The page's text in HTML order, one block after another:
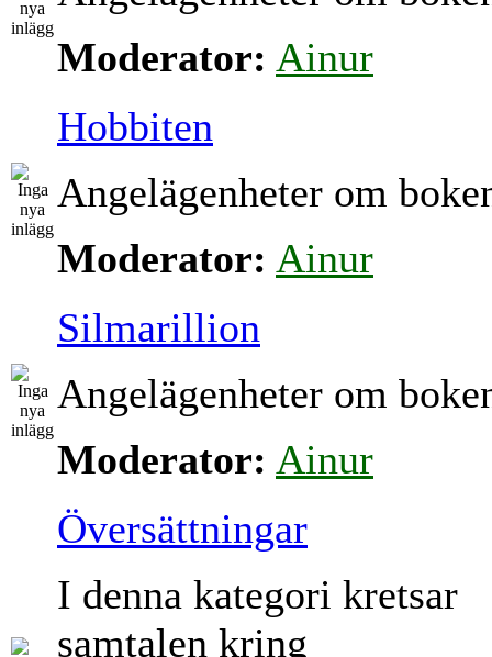
Moderator: Ainur
Hobbiten
Angelägenheter om
Moderator: Ainur
Silmarillion
Angelägenheter om
Moderator: Ainur
Översättningar
I denna kategori kretsar
samtalen kring